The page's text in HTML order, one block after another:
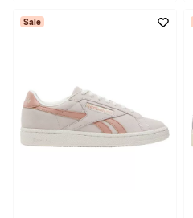
Sale